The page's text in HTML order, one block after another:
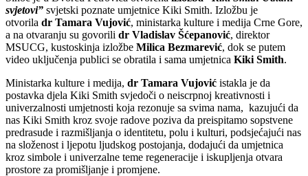
svjetovi” svjetski poznate umjetnice Kiki Smith. Izložbu je
otvorila dr Tamara Vujović, ministarka kulture i medija Crne Gore,
a na otvaranju su govorili dr Vladislav Šćepanović, direktor
MSUCG, kustoskinja izložbe Milica Bezmarević, dok se putem
video uključenja publici se obratila i sama umjetnica Kiki Smith.
Ministarka kulture i medija, dr Tamara Vujović istakla je da
postavka djela Kiki Smith svjedoči o neiscrpnoj kreativnosti i
univerzalnosti umjetnosti koja rezonuje sa svima nama, kazujući da
nas Kiki Smith kroz svoje radove poziva da preispitamo sopstvene
predrasude i razmišljanja o identitetu, polu i kulturi, podsjećajući nas
na složenost i ljepotu ljudskog postojanja, dodajući da umjetnica
kroz simbole i univerzalne teme regeneracije i iskupljenja otvara
prostore za promišljanje i promjene.